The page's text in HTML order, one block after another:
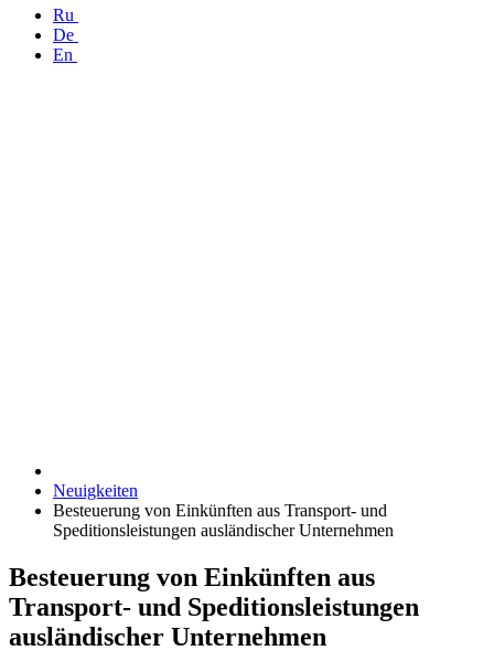
Ru
De
En
Neuigkeiten
Besteuerung von Einkünften aus Transport- und
Speditionsleistungen ausländischer Unternehmen
Besteuerung von Einkünften aus
Transport- und Speditionsleistungen
ausländischer Unternehmen